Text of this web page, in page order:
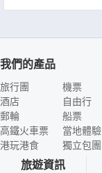
我們的產品
旅行團
酒店
郵輪
高鐵火車票
港玩港食
機票
自由行
船票
當地體驗
獨立包團
旅遊資訊